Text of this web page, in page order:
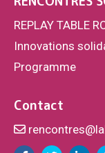
REPLAY TABLE
Innovations
Programme
Contact